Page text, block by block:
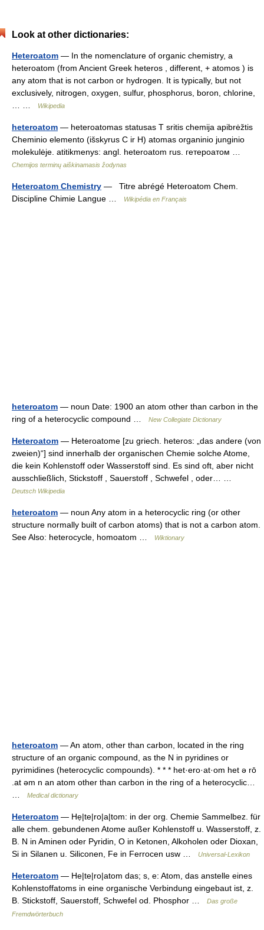
Look at other dictionaries:
Heteroatom — In the nomenclature of organic chemistry, a
heteroatom (from Ancient Greek heteros , different, + atomos ) is
any atom that is not carbon or hydrogen. It is typically, but not
exclusively, nitrogen, oxygen, sulfur, phosphorus, boron, chlorine,
Wikipedia
heteroatom — heteroatomas statusas T sritis chemija apibrėžtis
Cheminio elemento (išskyrus C ir H) atomas organinio junginio
molekulėje. atitikmenys: angl. heteroatom rus. гетероатом …
Chemijos terminų aiškinamasis žodynas
Heteroatom Chemistry — Titre abrégé Heteroatom Chem.
Discipline Chimie Langue …
Wikipédia en Français
heteroatom — noun Date: 1900 an atom other than carbon in the
ring of a heterocyclic compound …
New Collegiate Dictionary
Heteroatom — Heteroatome [zu griech. heteros: „das andere (von
zweien)“] sind innerhalb der organischen Chemie solche Atome,
die kein Kohlenstoff oder Wasserstoff sind. Es sind oft, aber nicht
ausschließlich, Stickstoff , Sauerstoff , Schwefel , oder… …
Deutsch Wikipedia
heteroatom — noun Any atom in a heterocyclic ring (or other
structure normally built of carbon atoms) that is not a carbon atom.
See Also: heterocycle, homoatom …
Wiktionary
heteroatom — An atom, other than carbon, located in the ring
structure of an organic compound, as the N in pyridines or
pyrimidines (heterocyclic compounds). * * * het·ero·at·om het ə rō
.at əm n an atom other than carbon in the ring of a heterocyclic…
Medical dictionary
Heteroatom — Hẹ|te|ro|a|tom: in der org. Chemie Sammelbez. für
alle chem. gebundenen Atome außer Kohlenstoff u. Wasserstoff, z.
B. N in Aminen oder Pyridin, O in Ketonen, Alkoholen oder Dioxan,
Si in Silanen u. Siliconen, Fe in Ferrocen usw …
Universal-Lexikon
Heteroatom — He|te|ro|atom das; s, e: Atom, das anstelle eines
Kohlenstoffatoms in eine organische Verbindung eingebaut ist, z.
B. Stickstoff, Sauerstoff, Schwefel od. Phosphor …
Das große
Fremdwörterbuch